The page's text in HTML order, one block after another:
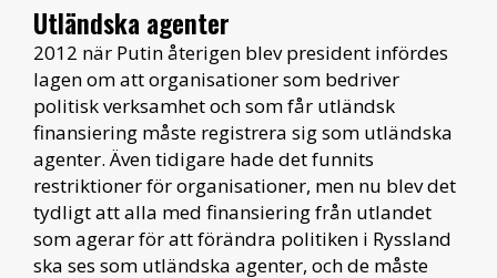
Utländska agenter
2012 när Putin återigen blev president infördes
lagen om att organisationer som bedriver
politisk verksamhet och som får utländsk
finansiering måste registrera sig som utländska
agenter. Även tidigare hade det funnits
restriktioner för organisationer, men nu blev det
tydligt att alla med finansiering från utlandet
som agerar för att förändra politiken i Ryssland
ska ses som utländska agenter, och de måste